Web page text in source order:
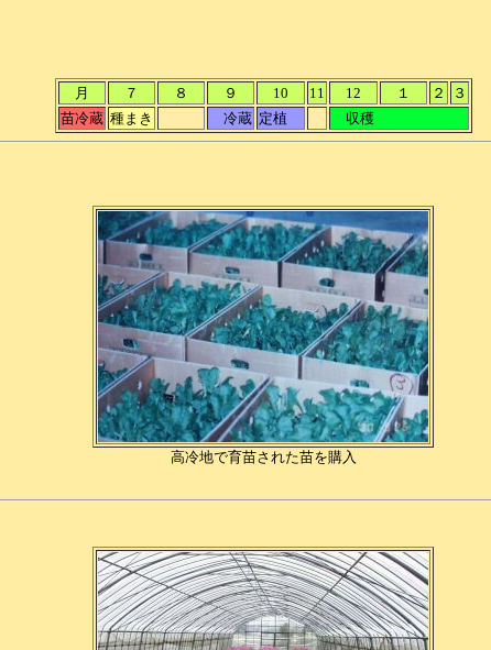
月
７ ８ ９ 10 11 12 １ ２
３
苗冷蔵 種まき 冷蔵 定植 収穫
高冷地で育苗された苗を購入